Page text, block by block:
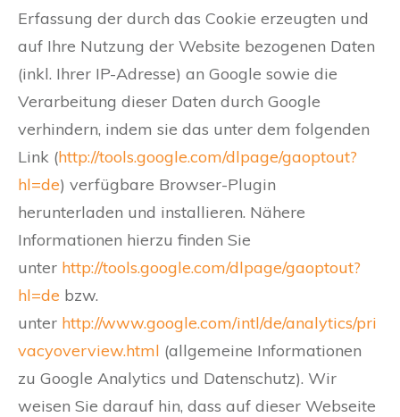
Erfassung der durch das Cookie erzeugten und
auf Ihre Nutzung der Website bezogenen Daten
(inkl. Ihrer IP-Adresse) an Google sowie die
Verarbeitung dieser Daten durch Google
verhindern, indem sie das unter dem folgenden
Link (http://tools.google.com/dlpage/gaoptout?
hl=de) verfügbare Browser-Plugin
herunterladen und installieren. Nähere
Informationen hierzu finden Sie
unter http://tools.google.com/dlpage/gaoptout?
hl=de bzw.
unter http://www.google.com/intl/de/analytics/pri
vacyoverview.html (allgemeine Informationen
zu Google Analytics und Datenschutz). Wir
weisen Sie darauf hin, dass auf dieser Webseite